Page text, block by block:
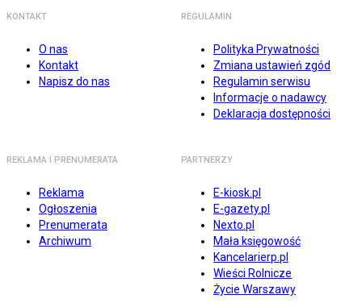
KONTAKT
O nas
Kontakt
Napisz do nas
REGULAMIN
Polityka Prywatności
Zmiana ustawień zgód
Regulamin serwisu
Informacje o nadawcy
Deklaracja dostępności
REKLAMA I PRENUMERATA
Reklama
Ogłoszenia
Prenumerata
Archiwum
PARTNERZY
E-kiosk.pl
E-gazety.pl
Nexto.pl
Mała księgowość
Kancelarierp.pl
Wieści Rolnicze
Życie Warszawy